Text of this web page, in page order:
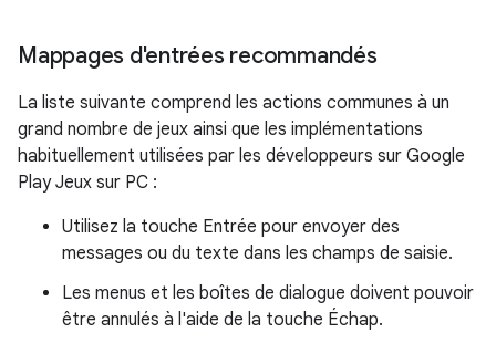
Mappages d'entrées recommandés
La liste suivante comprend les actions communes à un
grand nombre de jeux ainsi que les implémentations
habituellement utilisées par les développeurs sur Google
Play Jeux sur PC :
Utilisez la touche Entrée pour envoyer des
messages ou du texte dans les champs de saisie.
Les menus et les boîtes de dialogue doivent pouvoir
être annulés à l'aide de la touche Échap.